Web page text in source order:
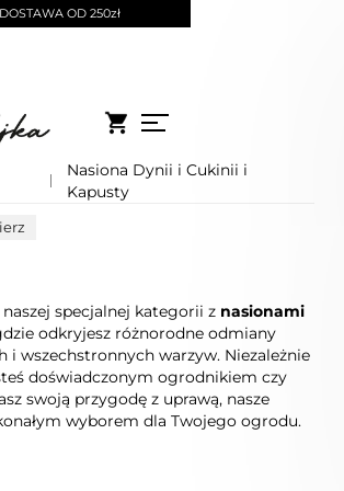
OD 250zł
Nasiona Dynii i Cukinii i
Kapusty
specjalnej kategorii z nasionami
odkryjesz różnorodne odmiany
i wszechstronnych warzyw. Niezależnie
doświadczonym ogrodnikiem czy
swoją przygodę z uprawą, nasze
wyborem dla Twojego ogrodu.